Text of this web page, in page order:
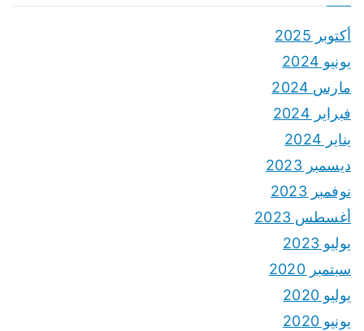
أكتوبر 2025
يونيو 2024
مارس 2024
فبراير 2024
يناير 2024
ديسمبر 2023
نوفمبر 2023
أغسطس 2023
يوليو 2023
سبتمبر 2020
يوليو 2020
يونيو 2020